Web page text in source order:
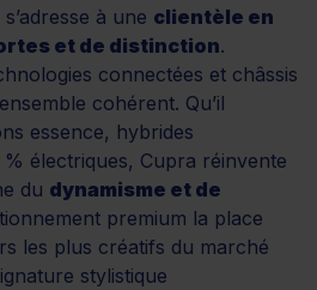
à une clientèle en
et de distinction.
connectées et châssis
cohérent. Qu’il
essence, hybrides
électriques, Cupra réinvente
du dynamisme et de
premium la place
les plus créatifs du marché
stylistique